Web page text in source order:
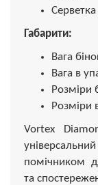
Габарити:
Вага
Вага в
Розміри
Розміри
Vortex
помічником
та